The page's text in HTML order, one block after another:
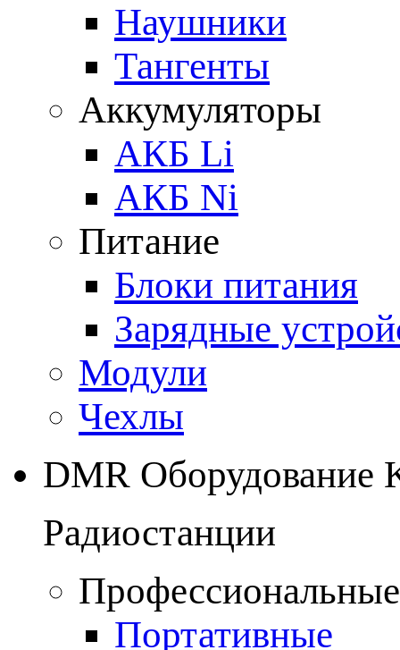
Наушники
Тангенты
Аккумуляторы
АКБ Li
АКБ Ni
Питание
Блоки питания
Зарядные
Модули
Чехлы
DMR Оборудование
Радиостанции
Портативные